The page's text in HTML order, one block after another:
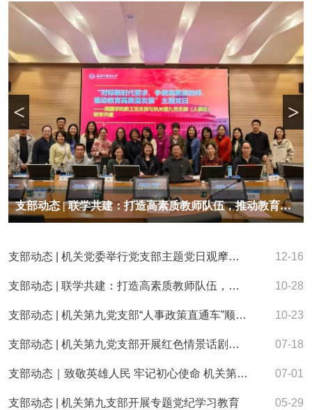
支部动态 | 联学共建：打造高素质教师队伍，推动教育高质量发展
< >
支部动态 | 机关党委举行党支部主题党日观摩活动 12-16
支部动态 | 联学共建：打造高素质教师队伍，推动教育高质量发展 10-28
支部动态 | 机关第九党支部“人事政策直通车”顺利启程 10-23
支部动态 | 机关第九党支部开展红色情景话剧党课 07-18
支部动态｜致敬英雄人民 牢记初心使命 机关第九党支部红色电影微党课 07-01
支部动态 | 机关第九支部开展专题党纪学习教育 05-29